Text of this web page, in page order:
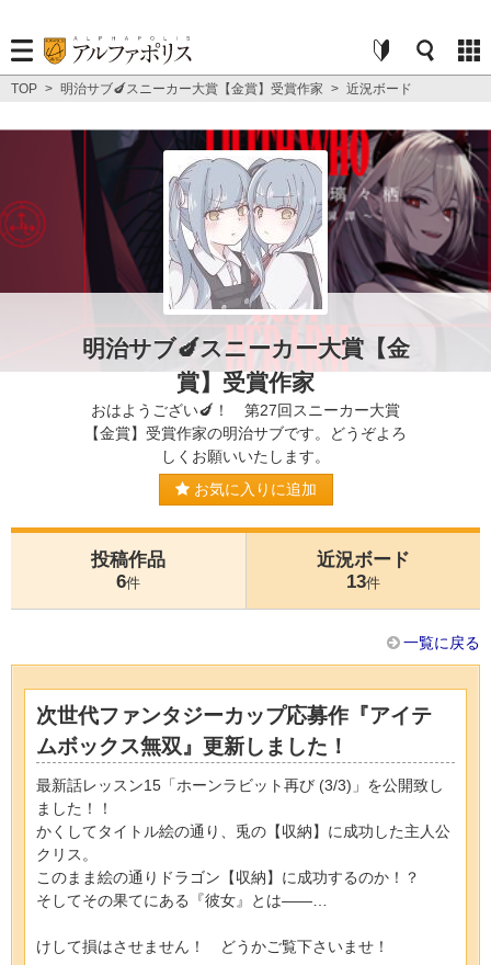
TOP > 明治サブ🍆スニーカー大賞【金賞】受賞作家 > 近況ボード
明治サブ🍆スニーカー大賞【金
賞】受賞作家
おはようござい🍆！ 第27回スニーカー大賞
【金賞】受賞作家の明治サブです。どうぞよろ
しくお願いいたします。
お気に入りに追加
投稿作品
6件
近況ボード
13件
一覧に戻る
次世代ファンタジーカップ応募作『アイテ
ムボックス無双』更新しました！
最新話レッスン15「ホーンラビット再び (3/3)」を公開致し
ました！！
かくしてタイトル絵の通り、兎の【収納】に成功した主人公
クリス。
このまま絵の通りドラゴン【収納】に成功するのか！？
そしてその果てにある『彼女』とは――…
けして損はさせません！ どうかご覧下さいませ！